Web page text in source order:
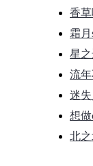
香
霜
星
流
迷
想
北